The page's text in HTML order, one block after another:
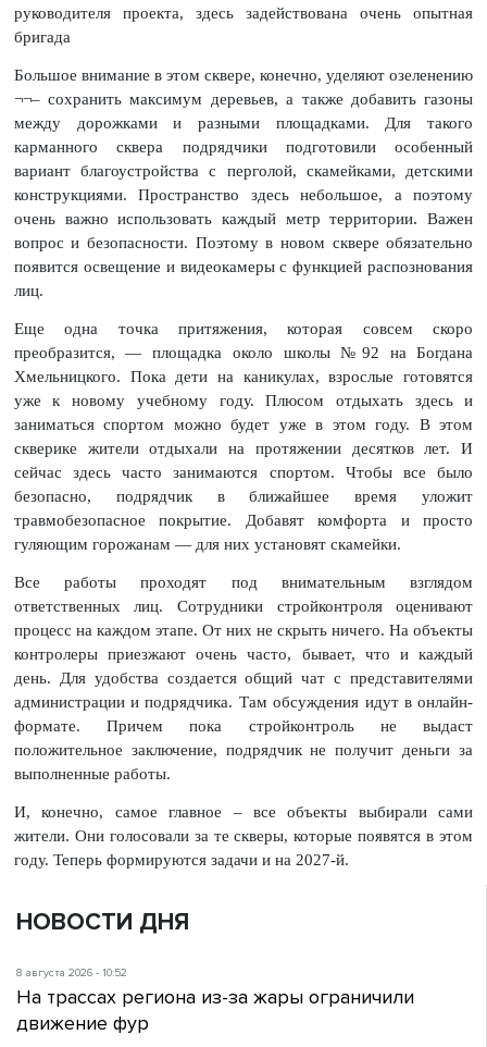
руководителя проекта, здесь задействована очень опытная
бригада
Большое внимание в этом сквере, конечно, уделяют озеленению
¬¬– сохранить максимум деревьев, а также добавить газоны
между дорожками и разными площадками. Для такого
карманного сквера подрядчики подготовили особенный
вариант благоустройства с перголой, скамейками, детскими
конструкциями. Пространство здесь небольшое, а поэтому
очень важно использовать каждый метр территории. Важен
вопрос и безопасности. Поэтому в новом сквере обязательно
появится освещение и видеокамеры с функцией распознования
лиц.
Еще одна точка притяжения, которая совсем скоро
преобразится, — площадка около школы №92 на Богдана
Хмельницкого. Пока дети на каникулах, взрослые готовятся
уже к новому учебному году. Плюсом отдыхать здесь и
заниматься спортом можно будет уже в этом году. В этом
скверике жители отдыхали на протяжении десятков лет. И
сейчас здесь часто занимаются спортом. Чтобы все было
безопасно, подрядчик в ближайшее время уложит
травмобезопасное покрытие. Добавят комфорта и просто
гуляющим горожанам — для них установят скамейки.
Все работы проходят под внимательным взглядом
ответственных лиц. Сотрудники стройконтроля оценивают
процесс на каждом этапе. От них не скрыть ничего. На объекты
контролеры приезжают очень часто, бывает, что и каждый
день. Для удобства создается общий чат с представителями
администрации и подрядчика. Там обсуждения идут в онлайн-
формате. Причем пока стройконтроль не выдаст
положительное заключение, подрядчик не получит деньги за
выполненные работы.
И, конечно, самое главное – все объекты выбирали сами
жители. Они голосовали за те скверы, которые появятся в этом
году. Теперь формируются задачи и на 2027-й.
НОВОСТИ ДНЯ
8 августа 2026 - 10:52
На трассах региона из-за жары ограничили
движение фур